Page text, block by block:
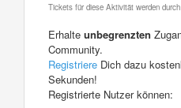
Tickets für diese Aktivität werden
Erhalte unbegrenzten
Community.
Registriere Dich dazu
Sekunden!
Registrierte Nutzer können: